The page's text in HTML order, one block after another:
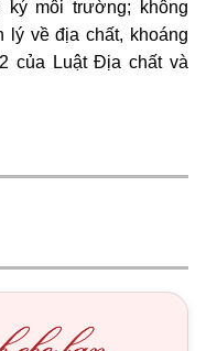
ký môi trường; không
về địa chất, khoáng
của Luật Địa chất và